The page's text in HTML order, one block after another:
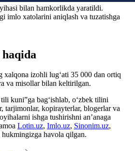
bilan hamkorlikda yaratildi.
imlo xatolarini aniqlash va tuzatishga
izohli lug‘ati 35 000 dan ortiq
va misollar bilan keltirilgan.
kuni”ga bag‘ishlab, o‘zbek tilini
tarjimonlar, kopirayterlar, blogerlar va
ishga tushirishni an’anaga
Lotin.uz, Imlo.uz, Sinonim.uz,
havola qilgan.